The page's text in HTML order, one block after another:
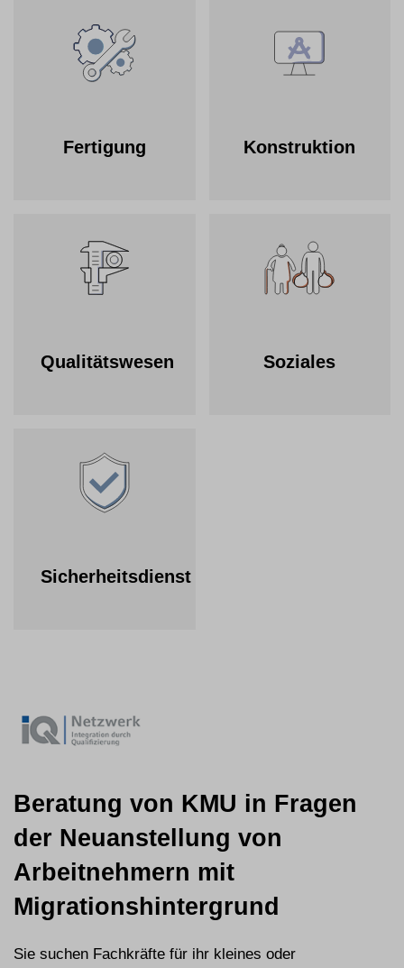
Fertigung Konstruktion
Qualitätswesen Soziales
Sicherheitsdienst
Beratung von KMU in Fragen
der Neuanstellung von
Arbeitnehmern mit
Migrationshintergrund
Sie suchen Fachkräfte für ihr kleines oder